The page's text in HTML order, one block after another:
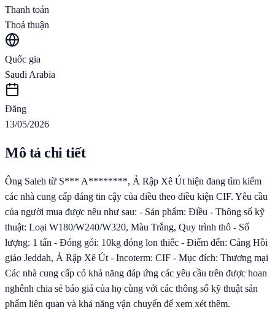
Thanh toán
Thoả thuận
Quốc gia
Saudi Arabia
Đăng
13/05/2026
Mô tả chi tiết
Ông Saleh từ S*** A********, Ả Rập Xê Út hiện đang tìm kiếm
các nhà cung cấp đáng tin cậy của điều theo điều kiện CIF. Yêu cầu
của người mua được nêu như sau: - Sản phẩm: Điều - Thông số kỹ
thuật: Loại W180/W240/W320, Màu Trắng, Quy trình thô - Số
lượng: 1 tấn - Đóng gói: 10kg đóng lon thiếc - Điểm đến: Cảng Hồi
giáo Jeddah, Ả Rập Xê Út - Incoterm: CIF - Mục đích: Thương mại
Các nhà cung cấp có khả năng đáp ứng các yêu cầu trên được hoan
nghênh chia sẻ báo giá của họ cùng với các thông số kỹ thuật sản
phẩm liên quan và khả năng vận chuyển để xem xét thêm.